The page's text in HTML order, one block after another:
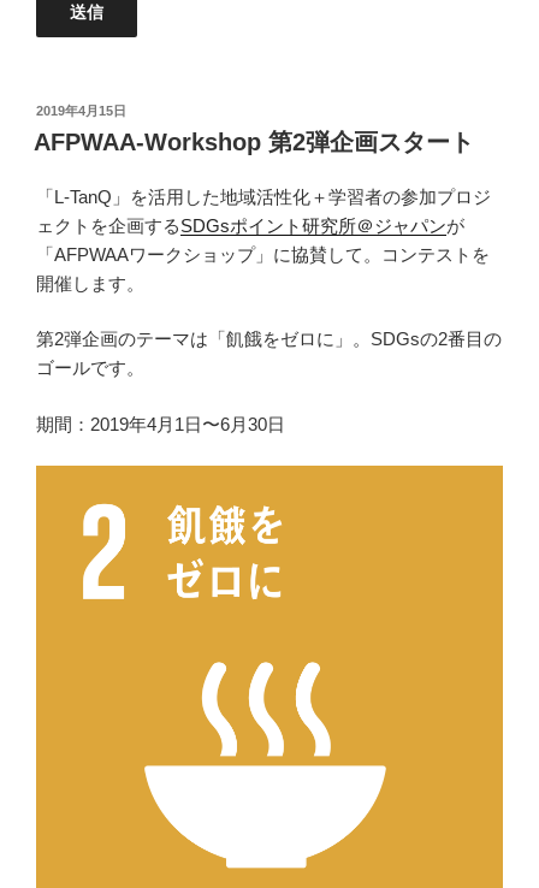
投
稿
日:
2019年4月15日
AFPWAA-Workshop 第2弾企画スタート
「L-TanQ」を活用した地域活性化＋学習者の参加プロジ
ェクトを企画するSDGsポイント研究所＠ジャパンが
「AFPWAAワークショップ」に協賛して。コンテストを
開催します。
第2弾企画のテーマは「飢餓をゼロに」。SDGsの2番目の
ゴールです。
期間：2019年4月1日〜6月30日